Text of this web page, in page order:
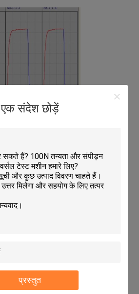
एक संदेश छोड़ें
प्रस्तुत